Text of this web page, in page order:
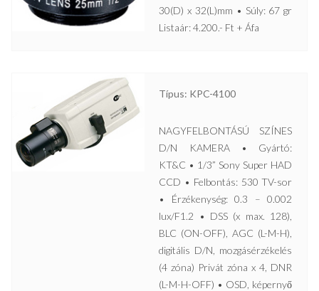
30(D) x 32(L)mm • Súly: 67 gr
Listaár: 4.200.- Ft + Áfa
Típus: KPC-4100
NAGYFELBONTÁSÚ SZÍNES
D/N KAMERA • Gyártó:
KT&C • 1/3” Sony Super HAD
CCD • Felbontás: 530 TV-sor
• Érzékenység: 0.3 – 0.002
lux/F1.2 • DSS (x max. 128),
BLC (ON-OFF), AGC (L-M-H),
digitális D/N, mozgásérzékelés
(4 zóna) Privát zóna x 4, DNR
(L-M-H-OFF) • OSD, képernyő